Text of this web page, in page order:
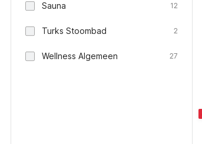
Sauna 12
Turks Stoombad 2
Wellness Algemeen 27